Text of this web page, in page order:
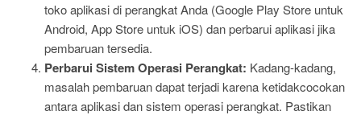
toko aplikasi di perangkat Anda (Google Play Store untuk
Android, App Store untuk iOS) dan perbarui aplikasi jika
pembaruan tersedia.
Perbarui Sistem Operasi Perangkat: Kadang-kadang,
masalah pembaruan dapat terjadi karena ketidakcocokan
antara aplikasi dan sistem operasi perangkat. Pastikan